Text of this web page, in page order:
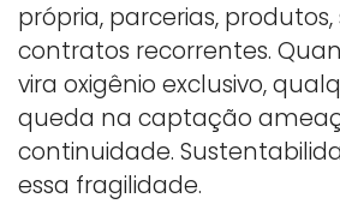
própria, parcerias, produtos,
contratos recorrentes.
vira oxigênio exclusivo,
queda na captação
continuidade.
essa fragilidade.